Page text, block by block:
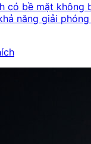
có bề mặt không
năng giải